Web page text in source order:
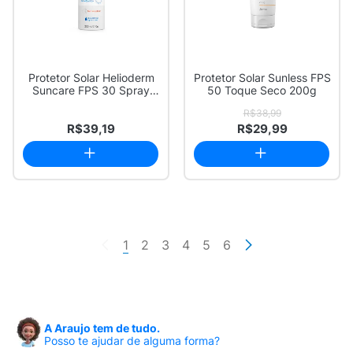
Protetor Solar Helioderm
Suncare FPS 30 Spray
R$39,19
Protetor Solar Sunless FPS
50 Toque Seco 200g
R$38,99
R$29,99
1 2 3 4 5 6
A Araujo tem de tudo.
Posso te ajudar de alguma forma?